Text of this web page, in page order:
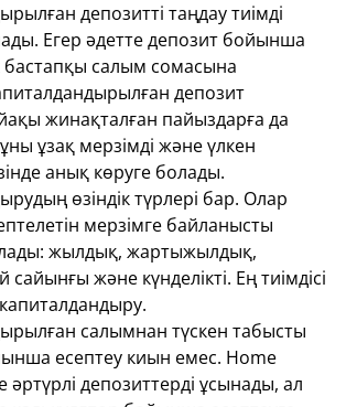
депозитті таңдау тиімді
Егер әдетте депозит бойынша
бастапқы салым сомасына
депозит
жинақталған пайыздарға да
ұзақ мерзімді және үлкен
анық көруге болады.
өзіндік түрлері бар. Олар
мерзімге байланысты
жылдық, жартыжылдық,
және күнделікті. Ең тиімдісі
салымнан түскен табысты
есептеу киын емес. Home
әртүрлі депозиттерді ұсынады, ал